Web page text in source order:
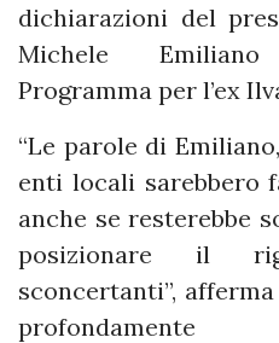
dichiarazioni del
Michele
Programma per l’ex
“Le parole di
enti locali sarebbero
anche se resterebbe
posizionare il
sconcertanti”,